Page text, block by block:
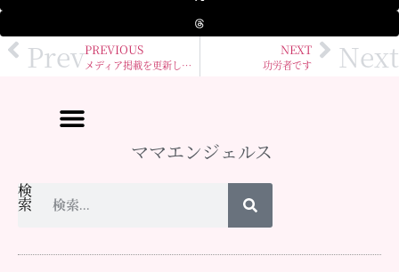
PrevPREVIOUS
メディア掲載を更新しました
NEXT
功労者です Next
ママエンジェルス
検
索